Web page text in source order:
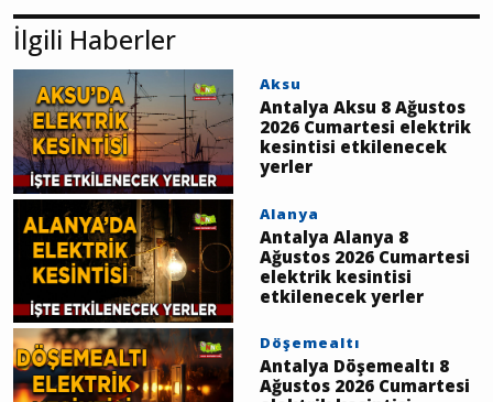
İlgili Haberler
Aksu
Antalya Aksu 8 Ağustos
2026 Cumartesi elektrik
kesintisi etkilenecek
yerler
Alanya
Antalya Alanya 8
Ağustos 2026 Cumartesi
elektrik kesintisi
etkilenecek yerler
Döşemealtı
Antalya Döşemealtı 8
Ağustos 2026 Cumartesi